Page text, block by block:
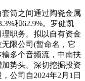
筒之间通过陶瓷金属
和62.9%。罗健凯
职务。拟以自有资金
限公司(暂命名，它
多个音频流，中南扶
势头。深切挖掘投资
公司自2024年2月1日